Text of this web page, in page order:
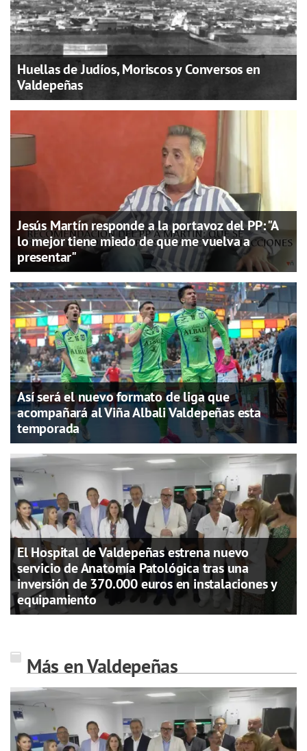
Huellas de Judíos, Moriscos y Conversos en
Valdepeñas
Jesús Martín responde a la portavoz del PP: "A
lo mejor tiene miedo de que me vuelva a
presentar"
Así será el nuevo formato de liga que
acompañará al Viña Albali Valdepeñas esta
temporada
El Hospital de Valdepeñas estrena nuevo
servicio de Anatomía Patológica tras una
inversión de 370.000 euros en instalaciones y
equipamiento
Más en Valdepeñas